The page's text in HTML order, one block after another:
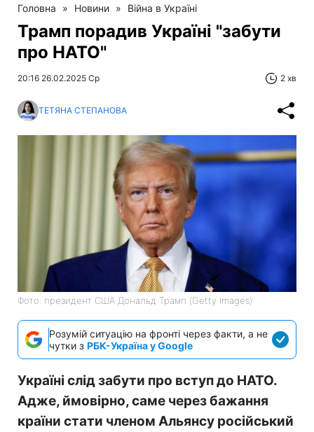
Головна » Новини » Війна в Україні
Трамп порадив Україні "забути
про НАТО"
20:16 26.02.2025 Ср 2 хв
ТЕТЯНА СТЕПАНОВА
Фото: президент США Дональд Трамп (Getty Images)
Розумій ситуацію на фронті через факти, а не
чутки з РБК-Україна у Google
Україні слід забути про вступ до НАТО.
Адже, ймовірно, саме через бажання
країни стати членом Альянсу російський